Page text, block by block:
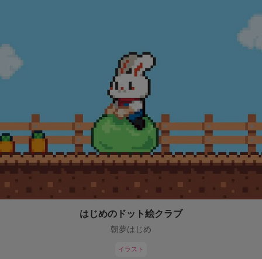
はじめのドット絵クラブ
朝夢はじめ
イラスト